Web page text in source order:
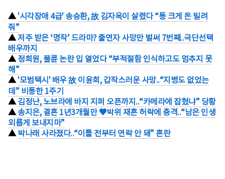
▲ '시각장애 4급' 송승환, 故 김자옥이 살렸다 “통 크게 돈 빌려
줘”
▲저주 받은 ‘명작’ 드라마? 출연자 사망만 벌써 7번째..극단선택
배우까지
▲ 정희원, 불륜 논란 입 열었다 “부적절함 인식하고도 멈추지 못
해”
▲ '모범택시' 배우 故 이윤희, 갑작스러운 사망..“지병도 없었는
데” 비통한 1주기
▲ 김정난, 노브라에 바지 지퍼 오픈까지..“카메라에 잡혔냐” 당황
▲ 송지은, 결혼 1년3개월만 ♥박위 재혼 허락에 충격..“남은 인생
외롭게 보내지마”
▲ 박나래 사라졌다..“이틀 전부터 연락 안 돼” 혼란